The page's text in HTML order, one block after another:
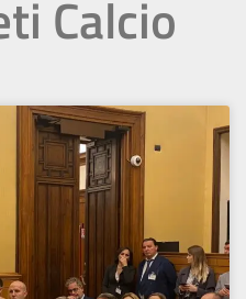
Calcio